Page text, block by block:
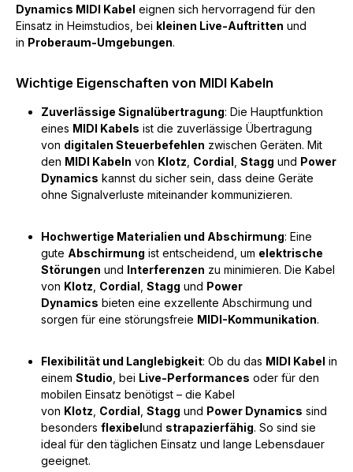
Dynamics MIDI Kabel eignen sich hervorragend für den
Einsatz in Heimstudios, bei kleinen Live-Auftritten und
in Proberaum-Umgebungen.
Wichtige Eigenschaften von MIDI Kabeln
Zuverlässige Signalübertragung: Die Hauptfunktion
eines MIDI Kabels ist die zuverlässige Übertragung
von digitalen Steuerbefehlen zwischen Geräten. Mit
den MIDI Kabeln von Klotz Cordial Stagg und Power
Dynamics kannst du sicher sein, dass deine Geräte
ohne Signalverluste miteinander kommunizieren.
Hochwertige Materialien und Abschirmung: Eine
gute Abschirmung ist entscheidend, um elektrische
Störungen und Interferenzen zu minimieren. Die Kabel
von Klotz Cordial Stagg und Power
Dynamics bieten eine exzellente Abschirmung und
sorgen für eine störungsfreie MIDI-Kommunikation.
Flexibilität und Langlebigkeit: Ob du das MIDI Kabel in
einem Studio , bei Live-Performances oder für den
mobilen Einsatz benötigst – die Kabel
von Klotz Cordial Stagg und Power Dynamics sind
besonders flexibelund strapazierfähig. So sind sie
ideal für den täglichen Einsatz und lange Lebensdauer
geeignet.